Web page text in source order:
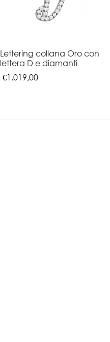
Lettering collana Oro con
lettera D e diamanti
€1.019,00